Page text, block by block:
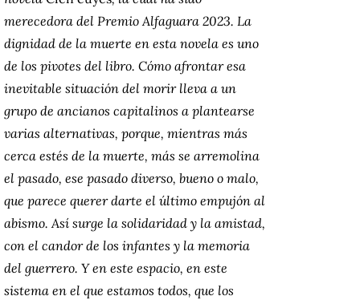
merecedora del Premio Alfaguara 2023. La
dignidad de la muerte en esta novela es uno
de los pivotes del libro. Cómo afrontar esa
inevitable situación del morir lleva a un
grupo de ancianos capitalinos a plantearse
varias alternativas, porque, mientras más
cerca estés de la muerte, más se arremolina
el pasado, ese pasado diverso, bueno o malo,
que parece querer darte el último empujón al
abismo. Así surge la solidaridad y la amistad,
con el candor de los infantes y la memoria
del guerrero. Y en este espacio, en este
sistema en el que estamos todos, que los